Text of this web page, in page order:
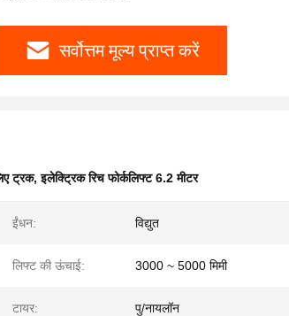
सर्वोत्तम मूल्य प्राप्त करें
ट्रक,इलेक्ट्रिक रिच फोर्कलिफ्ट 6.2 मीटर
ईंधन: विद्युत
लिफ्ट की ऊंचाई: 3000 ~ 5000 मिमी
टायर: पु/नायलॉन